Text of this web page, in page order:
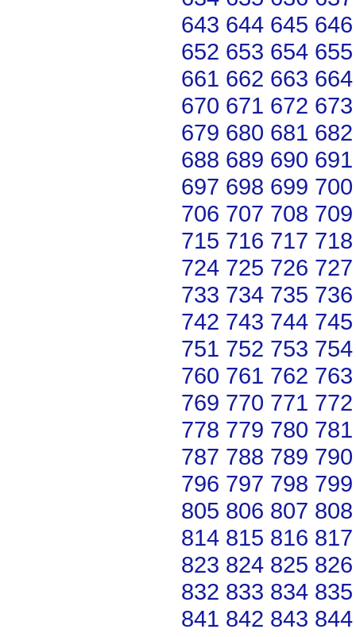
643 644 645 646
652 653 654 655
661 662 663 664
670 671 672 673
679 680 681 682
688 689 690 691
697 698 699 700
706 707 708 709
715 716 717 718
724 725 726 727
733 734 735 736
742 743 744 745
751 752 753 754
760 761 762 763
769 770 771 772
778 779 780 781
787 788 789 790
796 797 798 799
805 806 807 808
814 815 816 817
823 824 825 826
832 833 834 835
841 842 843 844